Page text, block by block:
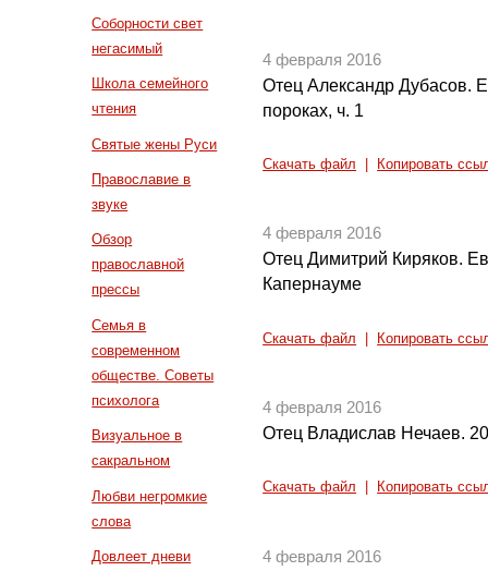
Соборности свет
негасимый
Школа семейного
чтения
Святые жены Руси
Православие в
звуке
Обзор
православной
прессы
Семья в
современном
обществе. Советы
психолога
Визуальное в
сакральном
Любви негромкие
слова
Довлеет дневи
4 февраля 2016
Отец Александр Дубасов.
пороках, ч. 1
Скачать файл Копировать
4 февраля 2016
Отец Димитрий Киряков.
Капернауме
Скачать файл Копировать
4 февраля 2016
Отец Владислав Нечаев.
Скачать файл Копировать
4 февраля 2016